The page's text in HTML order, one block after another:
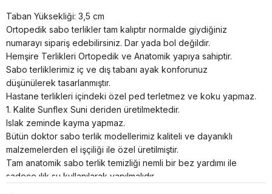
Taban Yüksekliği: 3,5 cm
Ortopedik sabo terlikler tam kalıptır normalde giydiğiniz
numarayı sipariş edebilirsiniz. Dar yada bol değildir.
Hemşire Terlikleri Ortopedik ve Anatomik yapıya sahiptir.
Sabo terliklerimiz iç ve dış tabanı ayak konforunuz
düşünülerek tasarlanmıştır.
Hastane terlikleri içindeki özel ped terletmez ve koku yapmaz.
1. Kalite Sunflex Suni deriden üretilmektedir.
Islak zeminde kayma yapmaz.
Bütün doktor sabo terlik modellerimiz kaliteli ve dayanıklı
malzemelerden el işçiliği ile özel üretilmiştir.
Tam anatomik sabo terlik temizliği nemli bir bez yardımı ile
sadece ılık su kullanılarak yapılmalıdır.